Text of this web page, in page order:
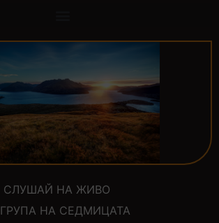
СЛУШАЙ НА ЖИВО
ГРУПА НА СЕДМИЦАТА